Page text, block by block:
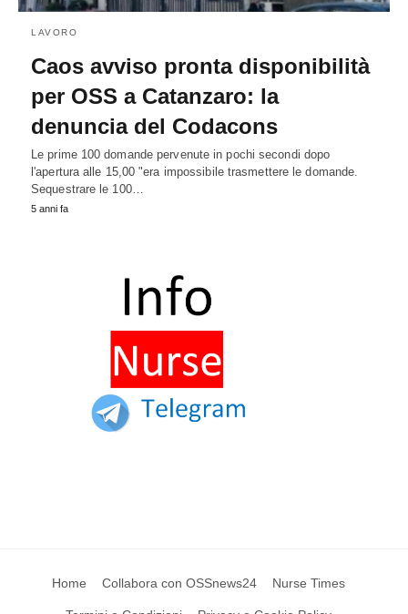
LAVORO
Caos avviso pronta disponibilità
per OSS a Catanzaro: la
denuncia del Codacons
Le prime 100 domande pervenute in pochi secondi dopo
l'apertura alle 15,00 "era impossibile trasmettere le domande.
Sequestrare le 100…
5 anni fa
Home Collabora con OSSnews24 Nurse Times